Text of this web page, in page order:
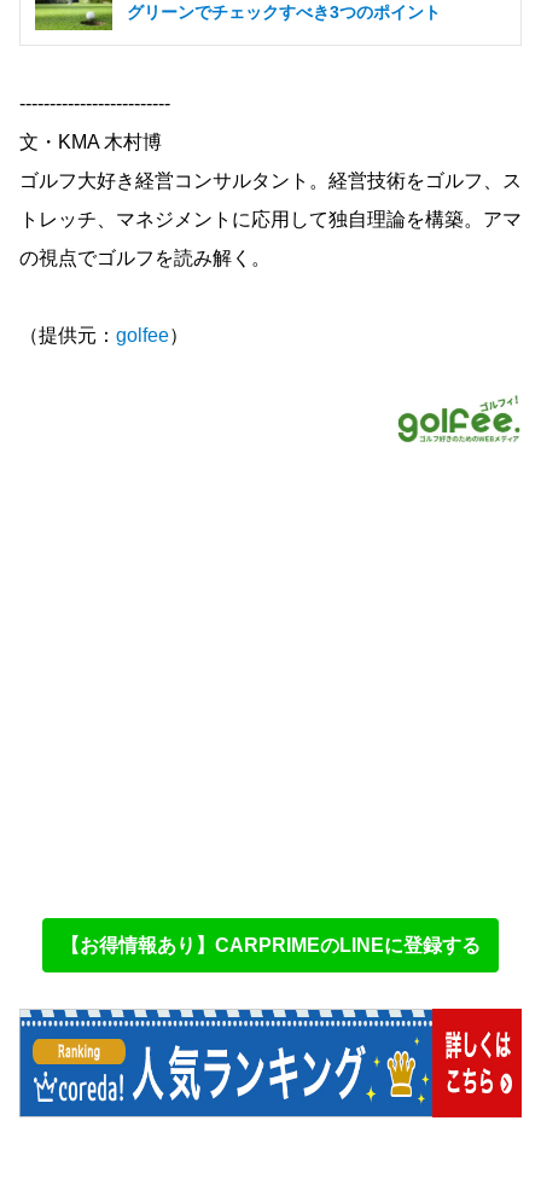
グリーンでチェックすべき3つのポイント
-------------------------
文・KMA 木村博
ゴルフ大好き経営コンサルタント。経営技術をゴルフ、ス
トレッチ、マネジメントに応用して独自理論を構築。アマ
の視点でゴルフを読み解く。
（提供元： golfee）
【お得情報あり】CARPRIMEのLINEに登録する